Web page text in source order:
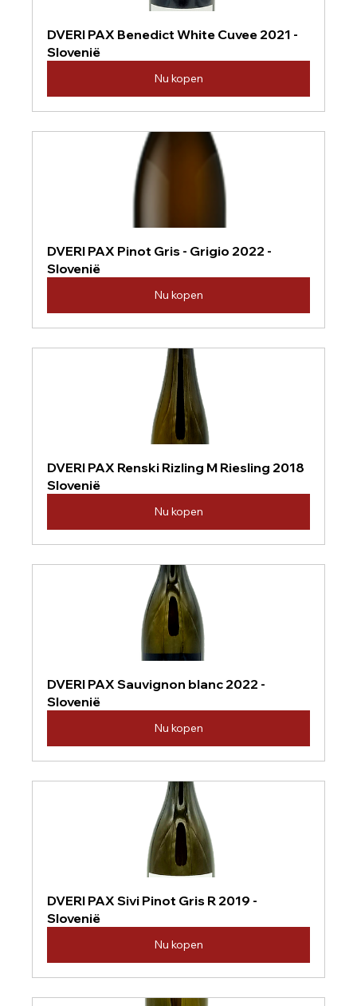
DVERI PAX Benedict White Cuvee 2021 -
Slovenië
Nu kopen
DVERI PAX Pinot Gris - Grigio 2022 -
Slovenië
Nu kopen
DVERI PAX Renski Rizling M Riesling 2018
Slovenië
Nu kopen
DVERI PAX Sauvignon blanc 2022 -
Slovenië
Nu kopen
DVERI PAX Sivi Pinot Gris R 2019 -
Slovenië
Nu kopen